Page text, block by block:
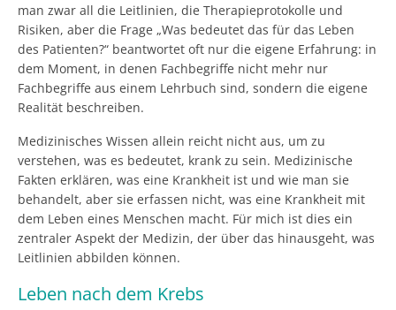
man zwar all die Leitlinien, die Therapieprotokolle und
Risiken, aber die Frage „Was bedeutet das für das Leben
des Patienten?“ beantwortet oft nur die eigene Erfahrung: in
dem Moment, in denen Fachbegriffe nicht mehr nur
Fachbegriffe aus einem Lehrbuch sind, sondern die eigene
Realität beschreiben.
Medizinisches Wissen allein reicht nicht aus, um zu
verstehen, was es bedeutet, krank zu sein. Medizinische
Fakten erklären, was eine Krankheit ist und wie man sie
behandelt, aber sie erfassen nicht, was eine Krankheit mit
dem Leben eines Menschen macht. Für mich ist dies ein
zentraler Aspekt der Medizin, der über das hinausgeht, was
Leitlinien abbilden können.
Leben nach dem Krebs